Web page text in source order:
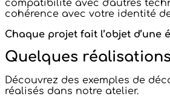
compatibilité avec d'autres
cohérence avec votre identité
Chaque projet fait l’objet d’une
Quelques réalisations
Découvrez des exemples de
réalisés dans notre atelier.